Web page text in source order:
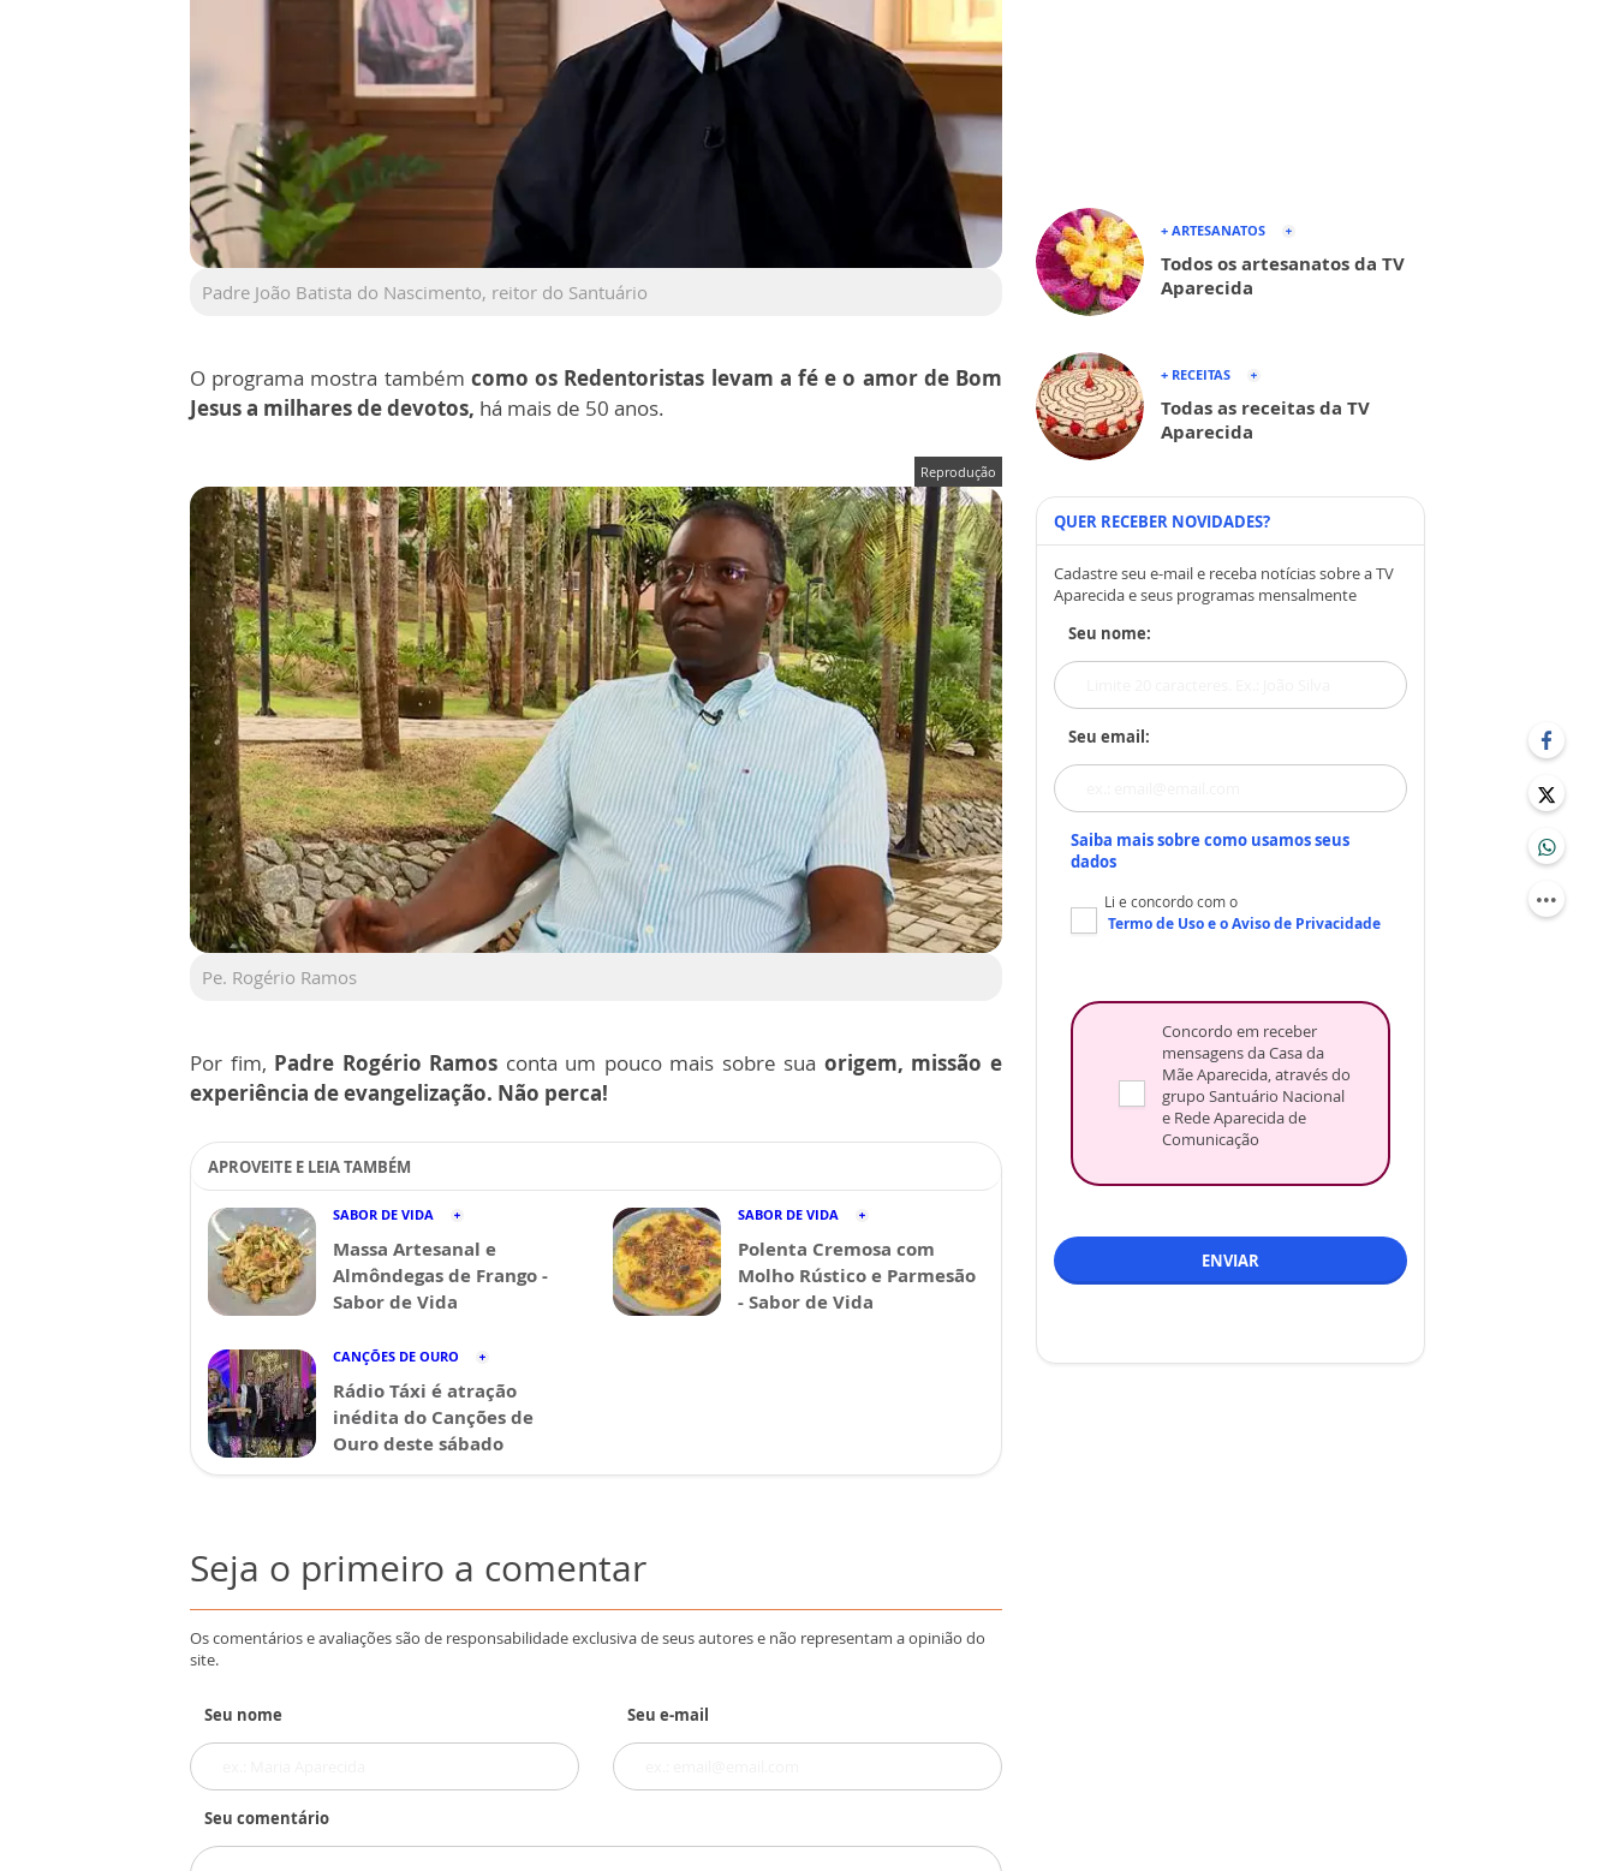
Padre João Batista do Nascimento, reitor do Santuário
O programa mostra também como os Redentoristas levam a fé e o amor de Bom
Jesus a milhares de devotos, há mais de 50 anos.
Reprodução
Pe. Rogério Ramos
Por fim, Padre Rogério Ramos conta um pouco mais sobre sua origem, missão e
experiência de evangelização. Não perca!
APROVEITE E LEIA TAMBÉM
SABOR DE VIDA
Massa Artesanal e
Almôndegas de Frango -
Sabor de Vida
SABOR DE VIDA
Polenta Cremosa com
Molho Rústico e Parmesão
- Sabor de Vida
CANÇÕES DE OURO
Rádio Táxi é atração
inédita do Canções de
Ouro deste sábado
Seja o primeiro a comentar
Os comentários e avaliações são de responsabilidade exclusiva de seus autores e não representam a opinião do
site.
Seu nome Seu e-mail
Seu comentário
+ ARTESANATOS
Todos os artesanatos da TV
Aparecida
+ RECEITAS
Todas as receitas da TV
Aparecida
QUER RECEBER NOVIDADES?
Cadastre seu e-mail e receba notícias sobre a TV
Aparecida e seus programas mensalmente
Seu nome:
Seu email:
Saiba mais sobre como usamos seus
dados
Li e concordo com o
Termo de Usoe oAviso de Privacidade
Concordo em receber
mensagens da Casa da
Mãe Aparecida, através do
grupo Santuário Nacional
e Rede Aparecida de
Comunicação
ENVIAR